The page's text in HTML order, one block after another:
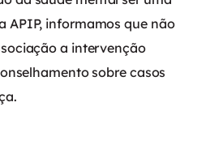
APIP, informamos que não
a intervenção
sobre casos